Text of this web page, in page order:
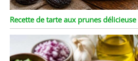
Recette de tarte aux prunes délicieuse